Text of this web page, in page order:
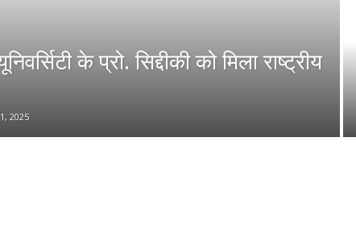
के प्रो. सिद्दीकी को मिला राष्ट्रीय
2025